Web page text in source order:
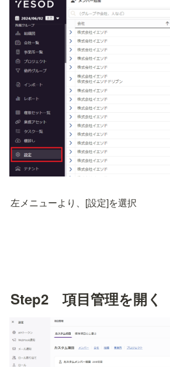
左メニューより、[設定]を選択
Step2　項目管理を開く